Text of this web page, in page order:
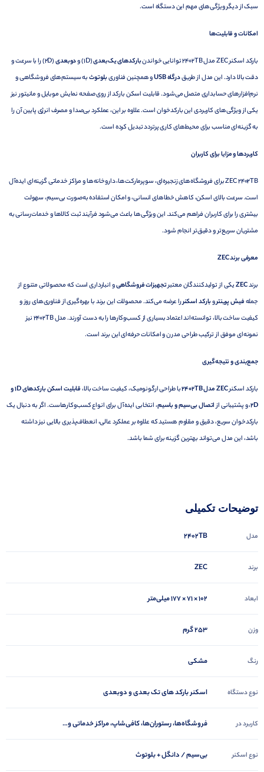
سبک از دیگر ویژگی‌های مهم این دستگاه است.
امکانات و قابلیت‌ها
بارکد اسکنر ZEC مدل 2402TB توانایی خواندن بارکدهای یک‌بعدی(1D) و دوبعدی
(2D) را با سرعت و
دقت بالا دارد. این مدل از طریقدرگاه USB و همچنین فناوریبلوتوثبه سیستم‌های فروشگاهی و
نرم‌افزارهای حسابداری متصل می‌شود. قابلیت اسکن بارکد از روی صفحه نمایش موبایل و مانیتور نیز
یکی از ویژگی‌های کاربردی این بارکدخوان است. علاوه بر این، عملکرد بی‌صدا و مصرف انرژی پایین آن را
به گزینه‌ای مناسب برای محیط‌های کاری پرتردد تبدیل کرده است.
کاربردها و مزایا برای کاربران
ZEC 2402TB برای فروشگاه‌های زنجیره‌ای، سوپرمارکت‌ها، داروخانه‌ها و مراکز خدماتی گزینه‌ای ایده‌آل
است. سرعت بالای اسکن، کاهش خطاهای انسانی، و امکان استفاده به‌صورت بی‌سیم، سهولت
بیشتری را برای کاربران فراهم می‌کند. این ویژگی‌ها باعث می‌شود فرآیند ثبت کالاها و خدمات‌رسانی به
مشتریان سریع‌تر و دقیق‌تر انجام شود.
معرفی برندZEC
برندZECیکی از تولیدکنندگان معتبرتجهیزات فروشگاهیو انبارداری است که محصولاتی متنوع از
جملهفیش پرینتروبارکد اسکنررا عرضه می‌کند. محصولات این برند با بهره‌گیری از فناوری‌های روز و
کیفیت ساخت بالا، توانسته‌اند اعتماد بسیاری از کسب‌وکارها را به دست آورند. مدل 2402TB نیز
نمونه‌ای موفق از ترکیب طراحی مدرن و امکانات حرفه‌ای این برند است.
جمع‌بندی و نتیجه‌گیری
بارکد اسکنرZECمدل 2402TB با طراحی ارگونومیک، کیفیت ساخت بالا،
قابلیت اسکن بارکدهای 1D و
2D، و پشتیبانی ازاتصال بی‌سیم و باسیم، انتخابی ایده‌آل برای انواع کسب‌وکارهاست. اگر به دنبال یک
بارکدخوان سریع، دقیق و مقاوم هستید که علاوه بر عملکرد عالی، انعطاف‌پذیری بالایی نیز داشته
باشد، این مدل می‌تواند بهترین گزینه برای شما باشد.
توضیحات تکمیلی
مدل 2402TB
برند ZEC
ابعاد ۱۰۲ × ۷۱ × ۱۷۷ میلی‌متر
وزن 253 گرم
رنگ مشکی
نوع دستگاه اسکنر بارکد های تک بعدی و دوبعدی
کاربرد در فروشگاه‌ها، رستوران‌ها، کافی‌شاپ، مراکز خدماتی و…
نوع اسکنر بی‌سیم / دانگل + بلوتوث